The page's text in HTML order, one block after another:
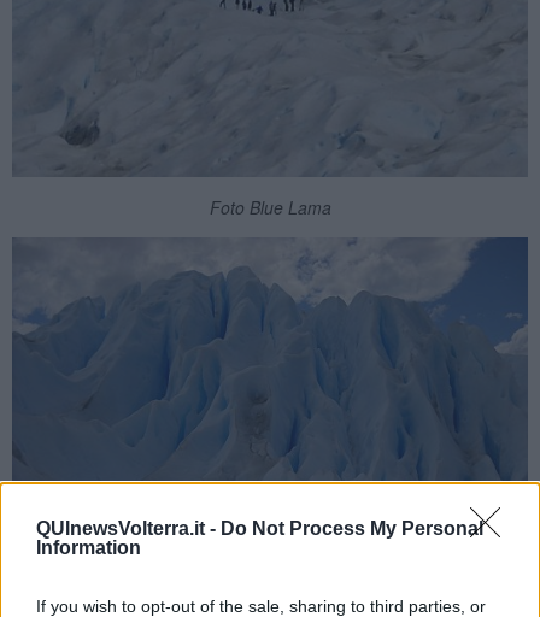
QUInewsVolterra.it - Do Not Process My Personal
Information
If you wish to opt-out of the sale, sharing to third parties, or
Foto Blue Lama